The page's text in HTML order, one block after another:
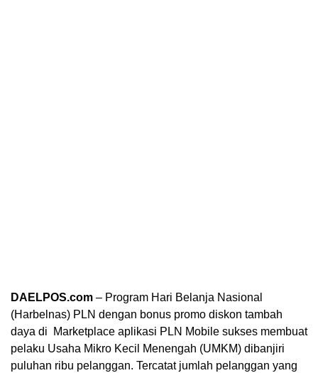
DAELPOS.com – Program Hari Belanja Nasional
(Harbelnas) PLN dengan bonus promo diskon tambah
daya di Marketplace aplikasi PLN Mobile sukses membuat
pelaku Usaha Mikro Kecil Menengah (UMKM) dibanjiri
puluhan ribu pelanggan. Tercatat jumlah pelanggan yang